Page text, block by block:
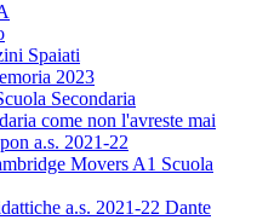
Spaiati
2023
Secondaria
come non l'avreste mai
a.s. 2021-22
Movers A1 Scuola
a.s. 2021-22 Dante